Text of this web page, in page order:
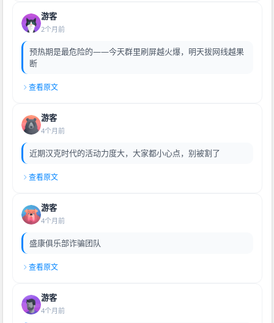
游客
2个月前
预热期是最危险的——今天群里刷屏越火爆，明天拔网线越果
断
查看原文
游客
4个月前
近期汉克时代的活动力度大，大家都小心点，别被割了
查看原文
游客
4个月前
盛康俱乐部诈骗团队
查看原文
游客
4个月前